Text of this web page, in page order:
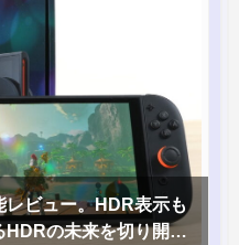
ビュー。HDR表示も
の未来を切り開く